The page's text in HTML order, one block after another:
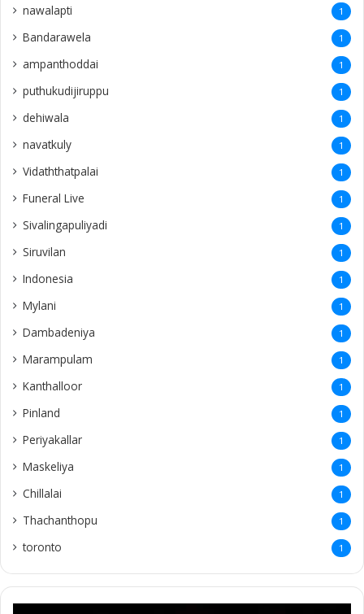
nawalapti 1
Bandarawela 1
ampanthoddai 1
puthukudijiruppu 1
dehiwala 1
navatkuly 1
Vidaththatpalai 1
Funeral Live 1
Sivalingapuliyadi 1
Siruvilan 1
Indonesia 1
Mylani 1
Dambadeniya 1
Marampulam 1
Kanthalloor 1
Pinland 1
Periyakallar 1
Maskeliya 1
Chillalai 1
Thachanthopu 1
toronto 1